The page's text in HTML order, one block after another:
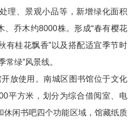
理、景观小品等，新增绿化面积
、乔木约8000株。形成“春有樱花
有桂花飘香”以及搭配适宜季节时
常绿”风景线。
放使用。南城区图书馆位于文化
平方米，划分为综合借阅室、电
休闲书吧四个功能区域，馆藏纸质